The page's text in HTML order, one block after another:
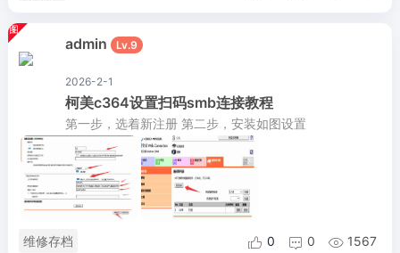
admin Lv.9
2026-2-1
柯美c364设置扫码smb连接教程
第一步，选着新注册 第二步，安装如图设置
维修存档  0  0  1567